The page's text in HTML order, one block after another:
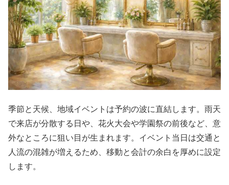
季節と天候、地域イベントは予約の波に直結します。雨天
で来店が分散する日や、花火大会や学園祭の前後など、意
外なところに狙い目が生まれます。イベント当日は交通と
人流の混雑が増えるため、移動と会計の余白を厚めに設定
します。